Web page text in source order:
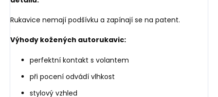
Rukavice nemají podšívku a zapínají se na patent.
Výhody kožených autorukavic:
perfektní kontakt s volantem
při pocení odvádí vlhkost
stylový vzhled